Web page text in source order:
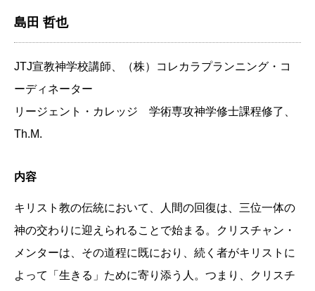
島田 哲也
JTJ宣教神学校講師、（株）コレカラプランニング・コ
ーディネーター
リージェント・カレッジ 学術専攻神学修士課程修了、
Th.M.
内容
キリスト教の伝統において、人間の回復は、三位一体の
神の交わりに迎えられることで始まる。クリスチャン・
メンターは、その道程に既におり、続く者がキリストに
よって「生きる」ために寄り添う人。つまり、クリスチ